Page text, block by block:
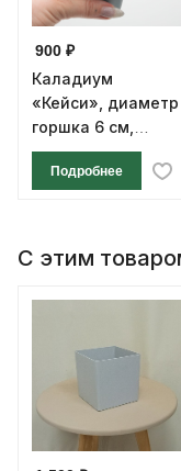
900 ₽
Каладиум
«Кейси», диаметр
горшка 6 см,
высота 12 см
Подробнее
С этим